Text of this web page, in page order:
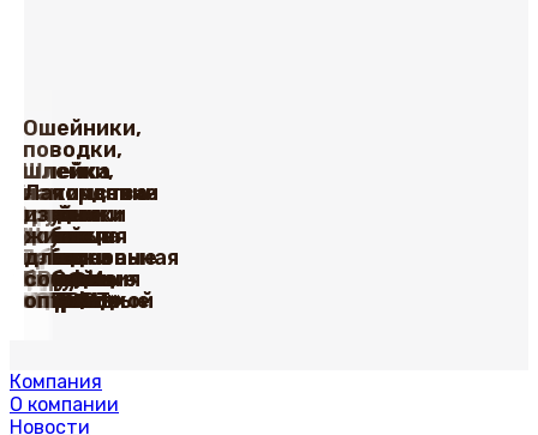
Игрушки
из винила
серии
Happy
Farm
Тактические
ошейники
для
собак
серии
«ПРОФИ»
Ошейники
кожаные
серия
«Де
Люкс»
Поводки
усиленные
капроновые
Груминг
«Марли»
Игрушки
«Марли»
Амуниция
с
мягкой
подкладкой
Принтованная
коллекция
«УРБАН»
Шлейки
нейлоновые
с грудью
«СПОРТ»
Шлейка
с
грудью
для
собак
ПРОФИ
оптом
Ошейники,
поводки,
шлейки,
намордники
для
собак
из
биотана
оптом
Лакомства
из
жил
для
собак
оптом
Компания
О компании
Новости